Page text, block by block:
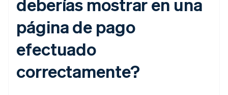
deberías mostrar en una
página de pago
efectuado
correctamente?